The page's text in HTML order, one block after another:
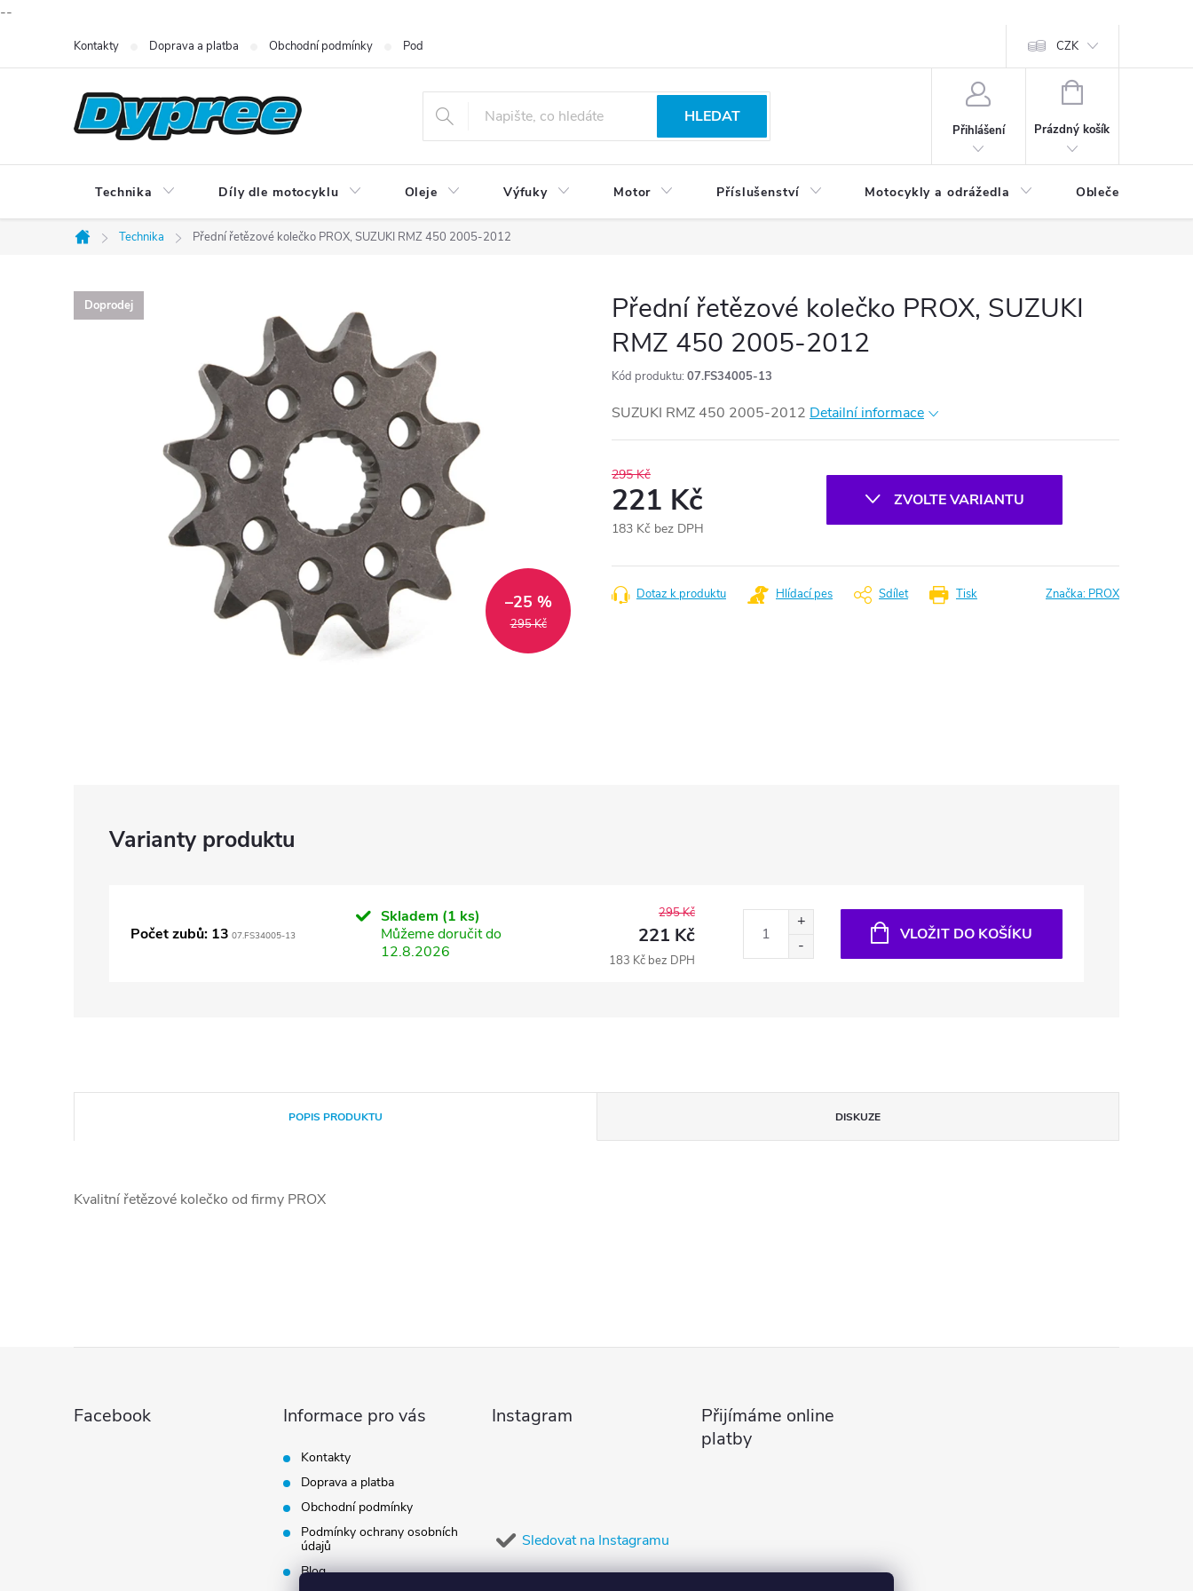
--
Kontakty Doprava a platba Obchodní podmínky Podmínky ochrany osobních údajů CZK
HLEDAT
Přihlášení
NÁKUPNÍ
Prázdný košík
Technika Díly dle motocyklu Oleje Výfuky Motor Příslušenství Motocykly a odrážedla Oblečení a
Domů
Technika Přední řetězové kolečko PROX, SUZUKI RMZ 450 2005-2012
Doprodej
295 Kč
–25 %
Přední řetězové kolečko PROX, SUZUKI
RMZ 450 2005-2012
Kód produktu: 07.FS34005-13
SUZUKI RMZ 450 2005-2012 Detailní informace
295 Kč
221 Kč
183 Kč bez DPH
cena:
ZVOLTE VARIANTU
Tisk
Dotaz k produktu Hlídací pes Sdílet Značka: PROX
Počet zubů: 13 07.FS34005-13
Skladem (1 ks)
Můžeme doručit do
12.8.2026
295 Kč
221 Kč
183 Kč bez DPH
VLOŽIT DO KOŠÍKU
POPIS PRODUKTU DISKUZE
Kvalitní řetězové kolečko od firmy PROX
Facebook Informace pro vás
Kontakty
Doprava a platba
Obchodní podmínky
Podmínky ochrany osobních
údajů
Blog
Instagram
Sledovat na Instagramu
Přijímáme online
platby